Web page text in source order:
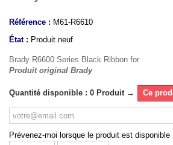
Référence : M61-R6610
État : Produit neuf
Brady R6600 Series Black Ribbon for
Produit original Brady
Quantité disponible : 0 Produit → Ce
Prévenez-moi lorsque le produit est disponible